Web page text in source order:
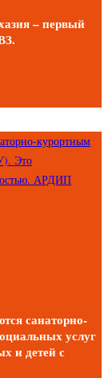
– первый
санаторно-
услуг
и детей с